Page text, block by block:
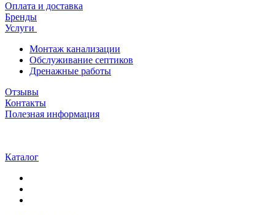
Оплата и доставка
Бренды
Услуги
Монтаж канализации
Обслуживание септиков
Дренажные работы
Отзывы
Контакты
Полезная информация
Каталог